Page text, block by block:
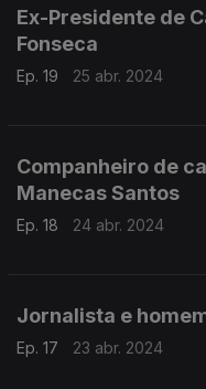
Ex-Presidente de
Fonseca
Ep. 19 25 abr. 2024
Companheiro de
Manecas Santos
Ep. 18 24 abr. 2024
Jornalista e
Ep. 17 23 abr. 2024